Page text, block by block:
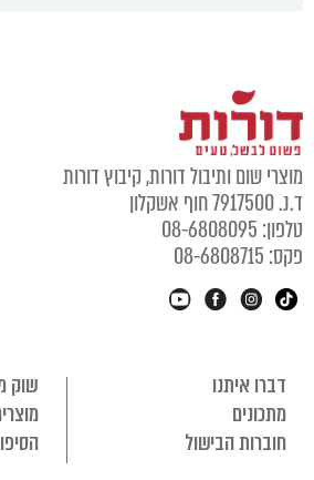
מוצרי שום ותיבול דורות, קיבוץ דורות
ד.נ. 7917500 חוף אשקלון
טלפון: 08-6808095
פקס: 08-6808715
דברו איתנו
שוק
מתכונים
חוברות הבישול